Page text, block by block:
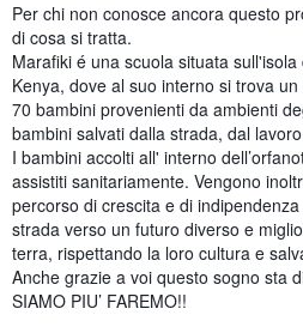
Per chi non conosce ancora questo
di cosa si tratta.
Marafiki é una scuola situata
Kenya, dove al suo interno si trova
70 bambini provenienti da ambienti
bambini salvati dalla strada, dal
I bambini accolti all' interno
assistiti sanitariamente. Vengono
percorso di crescita e di
strada verso un futuro diverso e
terra, rispettando la loro cultura e
Anche grazie a voi questo sogno sta
SIAMO PIU’ FAREMO!!